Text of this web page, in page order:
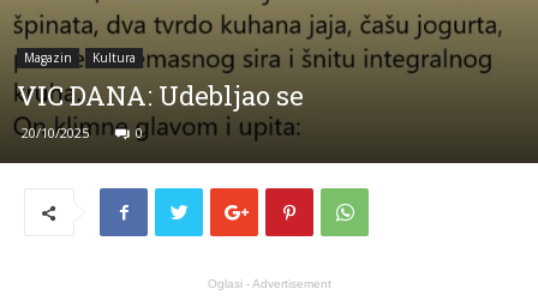
Magazin Kultura
VIC DANA: Udebljao se
20/10/2025 0
Oglasi - Advertisement